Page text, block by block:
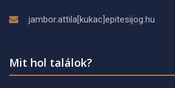
jambor.attila[kukac]epitesijog.hu
Mit hol találok?